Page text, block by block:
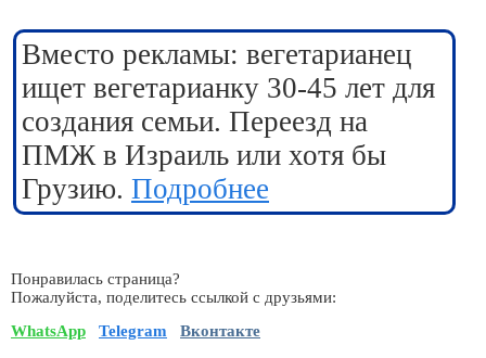
Вместо рекламы: вегетарианец
ищет вегетарианку 30-45 лет для
создания семьи. Переезд на
ПМЖ в Израиль или хотя бы
Грузию. Подробнее
Понравилась страница?
Пожалуйста, поделитесь ссылкой с друзьями:
WhatsApp
Telegram Вконтакте